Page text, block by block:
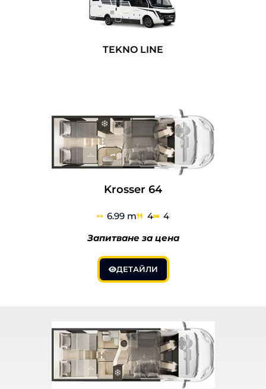
TEKNO LINE
Krosser 64
6.99 m 4
4
Запитване за цена
ДЕТАЙЛИ